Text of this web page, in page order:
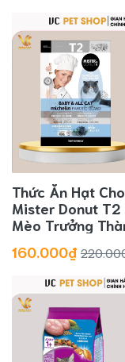
Thức Ăn Hạt
Mister Donut T2
Mèo Trưởng
160.000₫